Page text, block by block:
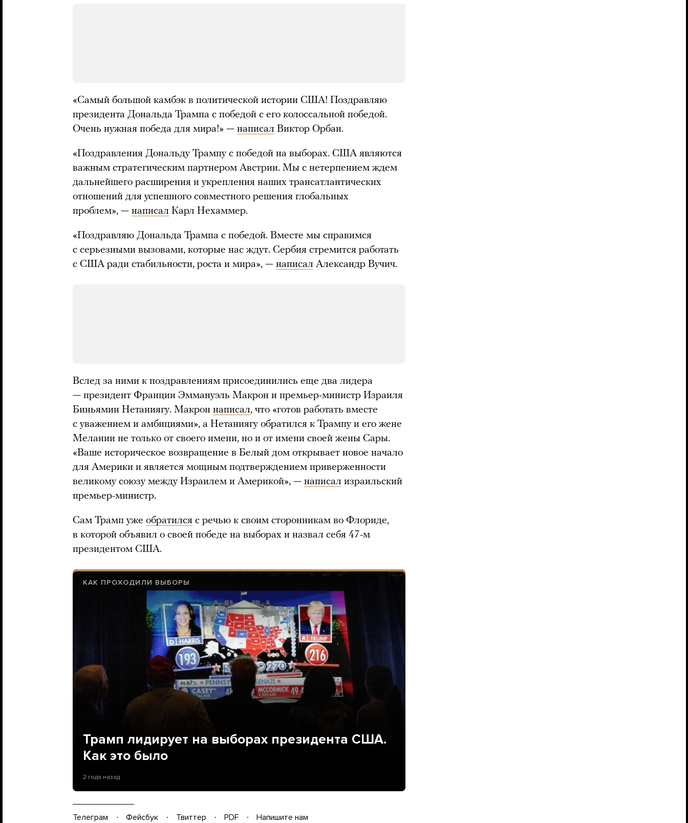
«Самый большой камбэк в политической истории США! Поздравляю
президента Дональда Трампа с победой с его колоссальной победой.
Очень нужная победа для мира!» — написал Виктор Орбан.
«Поздравления Дональду Трампу с победой на выборах. США являются
важным стратегическим партнером Австрии. Мы с нетерпением ждем
дальнейшего расширения и укрепления наших трансатлантических
отношений для успешного совместного решения глобальных
проблем», — написал Карл Нехаммер.
«Поздравляю Дональда Трампа с победой. Вместе мы справимся
с серьезными вызовами, которые нас ждут. Сербия стремится работать
с США ради стабильности, роста и мира», — написал Александр Вучич.
Вслед за ними к поздравлениям присоединились еще два лидера
— президент Франции Эммануэль Макрон и премьер-министр Израиля
Биньямин Нетаниягу. Макрон написал, что «готов работать вместе
с уважением и амбициями», а Нетаниягу обратился к Трампу и его жене
Мелании не только от своего имени, но и от имени своей жены Сары.
«Ваше историческое возвращение в Белый дом открывает новое начало
для Америки и является мощным подтверждением приверженности
великому союзу между Израилем и Америкой», — написал израильский
премьер-министр.
Сам Трамп уже обратился с речью к своим сторонникам во Флориде,
в которой объявил о своей победе на выборах и назвал себя 47-м
президентом США.
КАК ПРОХОДИЛИ ВЫБОРЫ
Трамп лидирует на выборах президента США.
Как это было
2 года назад
Телеграм Фейсбук Твиттер PDF
Напишите нам